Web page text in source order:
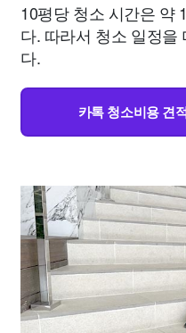
10평당 청소 시간은 약
다. 따라서 청소 일정을
다.
카톡 청소비용 견